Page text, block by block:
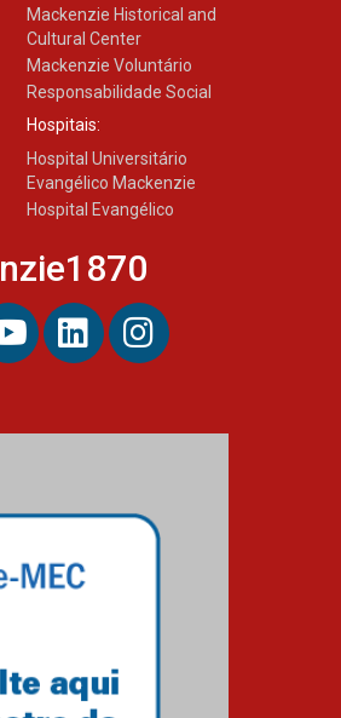
Mackenzie Historical and
Cultural Center
Mackenzie Voluntário
Responsabilidade Social
Hospitais:
Hospital Universitário
Evangélico Mackenzie
Hospital Evangélico